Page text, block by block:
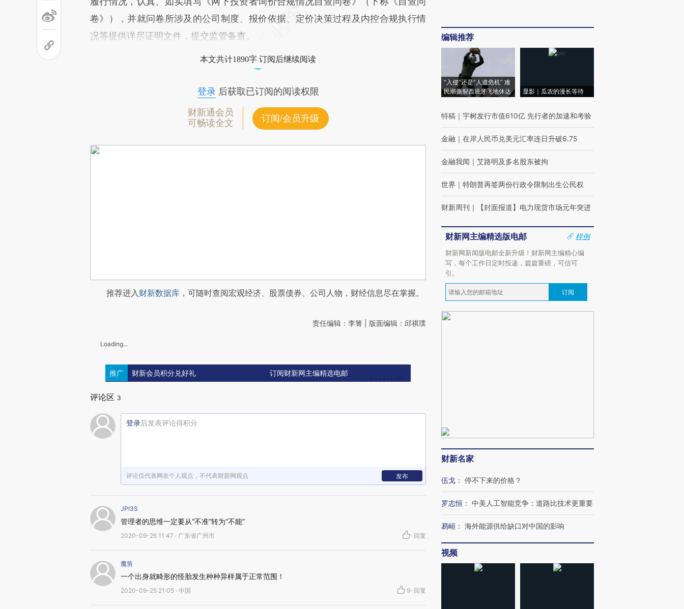
卷》），并就问卷所涉及的公司制度、报价依据、定价决策过程及内控合规执行情
况等提供详尽证明文件，提交监管备查。
本文共计1890字 订阅后继续阅读
登录后获取已订阅的阅读权限
财新通会员
可畅读全文
订阅/会员升级
推荐进入财新数据库 ，可随时查阅宏观经济、股票债券、公司人物，财经信息尽在掌握。
责任编辑：李箐 | 版面编辑：邱祺璞
Loading...
推广 财新会员积分兑好礼 订阅财新网主编精选电邮
评论区 3
登录后发表评论得积分
评论仅代表网友个人观点，不代表财新网观点 发布
JPl3S
管理者的思维一定要从“不准”转为“不能”
2020-09-26 11:47 · 广东省广州市 · 回复
魔笛
一个出身就畸形的怪胎发生种种异样属于正常范围！
2020-09-25 21:05 · 中国 9 · 回复
编辑推荐
“入侵”还是“人道危机” 难
民潮撕裂西班牙飞地休达
显影｜瓜农的漫长等待
特稿 ｜ 宇树发行市值610亿 先行者的加速和考验
金融 ｜ 在岸人民币兑美元汇率连日升破6.75
金融我闻 ｜ 艾路明及多名股东被拘
世界 ｜ 特朗普再签两份行政令限制出生公民权
财新周刊 ｜ 【封面报道】电力现货市场元年突进
财新网主编精选版电邮
样例
财新网新闻版电邮全新升级！财新网主编精心编
写，每个工作日定时投递，篇篇重磅，可信可
引。
订阅
财新名家
伍戈 ： 停不下来的价格？
罗志恒 ： 中美人工智能竞争：道路比技术更重要
易峘 ： 海外能源供给缺口对中国的影响
视频